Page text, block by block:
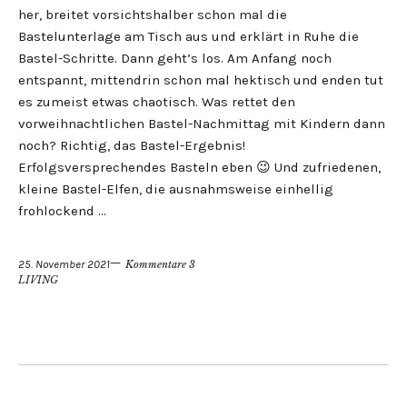
her, breitet vorsichtshalber schon mal die
Bastelunterlage am Tisch aus und erklärt in Ruhe die
Bastel-Schritte. Dann geht’s los. Am Anfang noch
entspannt, mittendrin schon mal hektisch und enden tut
es zumeist etwas chaotisch. Was rettet den
vorweihnachtlichen Bastel-Nachmittag mit Kindern dann
noch? Richtig, das Bastel-Ergebnis!
Erfolgsversprechendes Basteln eben 😉 Und zufriedenen,
kleine Bastel-Elfen, die ausnahmsweise einhellig
frohlockend …
25. November 2021
Kommentare 3
LIVING